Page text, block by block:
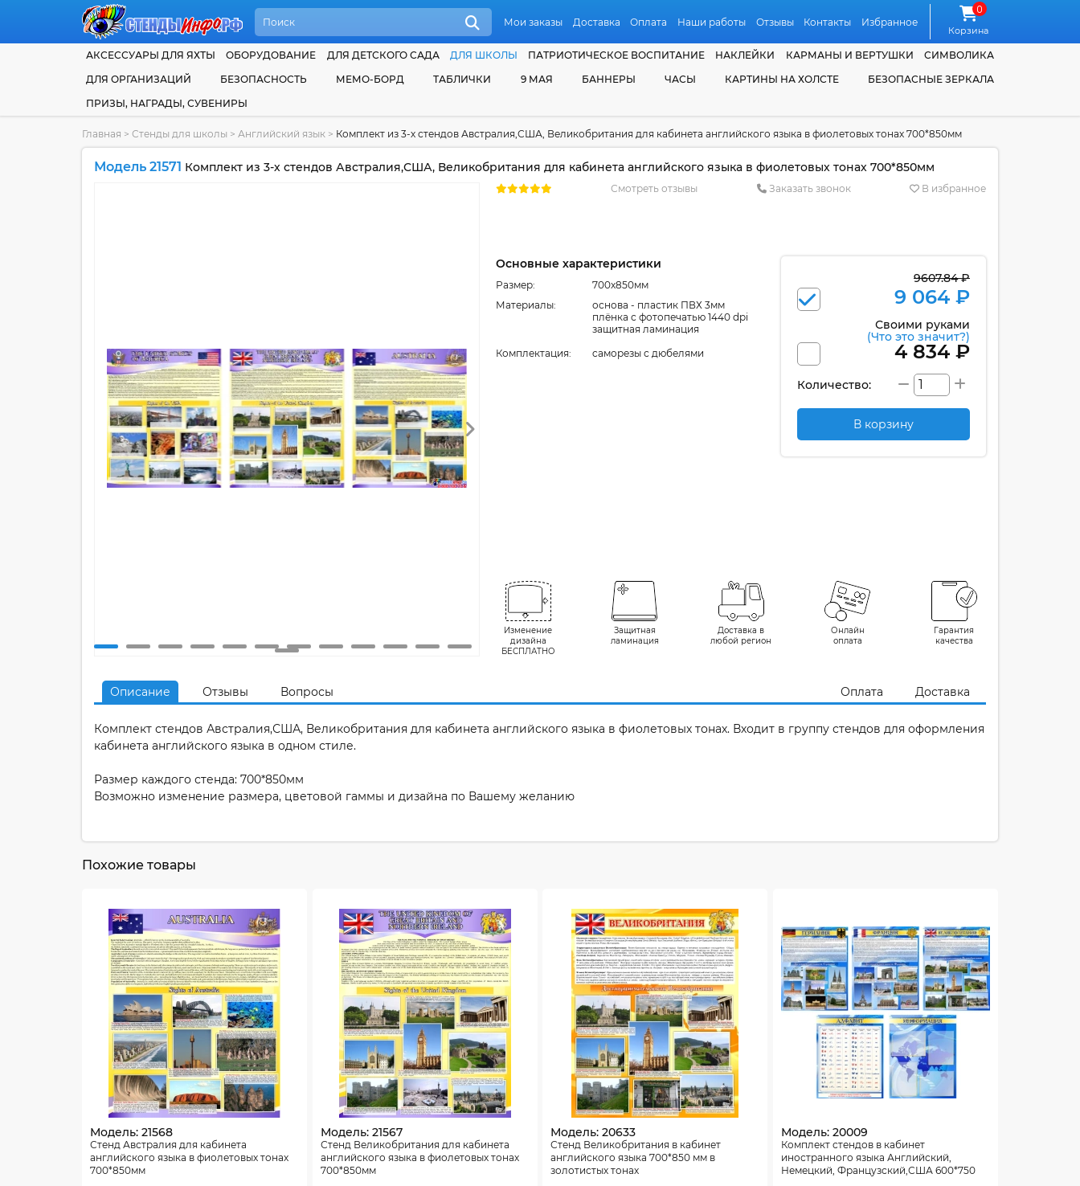
Мои заказы Доставка Оплата Наши работы Отзывы Контакты Избранное
0
Корзина
АКСЕССУАРЫ ДЛЯ ЯХТЫ ОБОРУДОВАНИЕ ДЛЯ ДЕТСКОГО САДА ДЛЯ ШКОЛЫ ПАТРИОТИЧЕСКОЕ ВОСПИТАНИЕ НАКЛЕЙКИ КАРМАНЫ И ВЕРТУШКИ
СИМВОЛИКА
ДЛЯ ОРГАНИЗАЦИЙ
БЕЗОПАСНОСТЬ МЕМО-БОРД ТАБЛИЧКИ 9 МАЯ БАННЕРЫ ЧАСЫ КАРТИНЫ НА ХОЛСТЕ
БЕЗОПАСНЫЕ ЗЕРКАЛА
ПРИЗЫ, НАГРАДЫ, СУВЕНИРЫ
Главная > Стенды для школы > Английский язык > Комплект из 3-х стендов Австралия,США, Великобритания для кабинета английского языка в фиолетовых тонах 700*850мм
Модель 21571 Комплект из 3-х стендов Австралия,США, Великобритания для кабинета английского языка в фиолетовых тонах 700*850мм
Смотреть отзывы Заказать звонок В избранное
Основные характеристики
Размер:
700x850мм
Материалы:
основа - пластик ПВХ 3мм
плёнка с фотопечатью 1440 dpi
защитная ламинация
Комплектация:
cаморезы с дюбелями
9607.84 ₽
9 064 ₽
Своими руками
(Что это значит?)
4 834 ₽
Количество:
В корзину
Изменение
дизайна
БЕСПЛАТНО
Защитная
ламинация
Доставка в
любой регион
Онлайн
оплата
Гарантия
качества
Описание Отзывы Вопросы Оплата Доставка
Комплект стендов Австралия,США, Великобритания для кабинета английского языка в фиолетовых тонах. Входит в группу стендов для оформления
кабинета английского языка в одном стиле.
Размер каждого стенда: 700*850мм
Возможно изменение размера, цветовой гаммы и дизайна по Вашему желанию
Похожие товары
Модель: 21568
Стенд Австралия для кабинета
английского языка в фиолетовых тонах
700*850мм
Модель: 21567
Стенд Великобритания для кабинета
английского языка в фиолетовых тонах
700*850мм
Модель: 20633
Стенд Великобритания в кабинет
английского языка 700*850 мм в
золотистых тонах
Модель: 20009
Комплект стендов в кабинет
иностранного языка Английский,
Немецкий, Французский,США 600*750